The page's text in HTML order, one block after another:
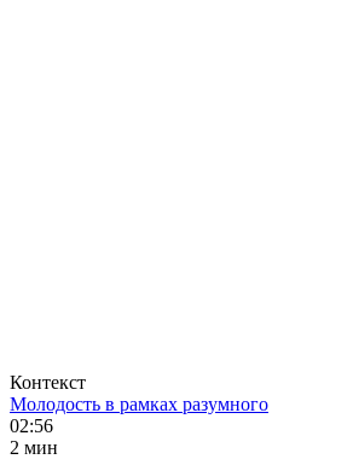
Контекст
Молодость в рамках разумного
02:56
2 мин